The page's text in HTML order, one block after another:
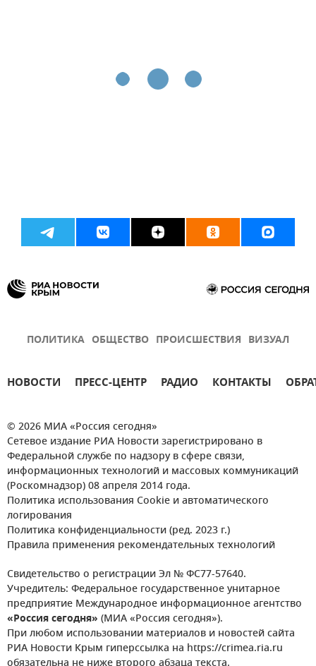
ПОЛИТИКА ОБЩЕСТВО ПРОИСШЕСТВИЯ ВИЗУАЛ
НОВОСТИ ПРЕСС-ЦЕНТР РАДИО КОНТАКТЫ
© 2026 МИА «Россия сегодня»
Сетевое издание РИА Новости зарегистрировано в
Федеральной службе по надзору в сфере связи,
информационных технологий и массовых коммуникаций
(Роскомнадзор) 08 апреля 2014 года.
Политика использования Cookie и автоматического
логирования
Политика конфиденциальности (ред. 2023 г.)
Правила применения рекомендательных технологий
Свидетельство о регистрации Эл № ФС77-57640.
Учредитель: Федеральное государственное унитарное
предприятие Международное информационное агентство
«Россия сегодня» (МИА «Россия сегодня»).
При любом использовании материалов и новостей сайта
РИА Новости Крым гиперссылка на https://crimea.ria.ru